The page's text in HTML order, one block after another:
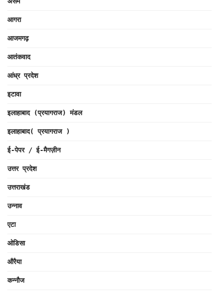
आगरा
आजमगढ़
आतंकवाद
आंध्र प्रदेश
इटावा
इलाहाबाद (प्रयागराज) मंडल
इलाहाबाद( प्रयागराज )
ई-पेपर / ई-मैगज़ीन
उत्तर प्रदेश
उत्तराखंड
उन्नाव
एटा
ओडिसा
औरैया
कन्नौज